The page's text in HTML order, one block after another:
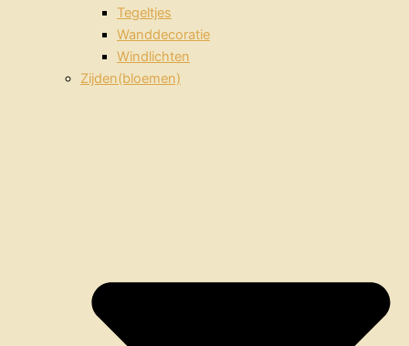
Tegeltjes
Wanddecoratie
Windlichten
Zijden(bloemen)